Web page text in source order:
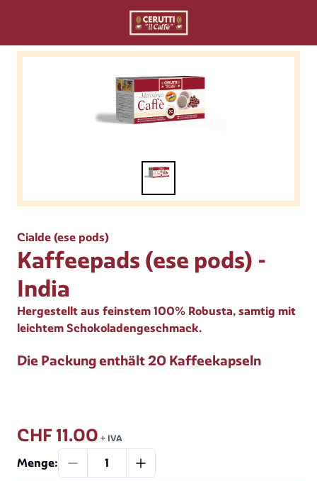
Cialde (ese pods)
Kaffeepads (ese pods) -
India
Hergestellt aus feinstem 100% Robusta, samtig mit
leichtem Schokoladengeschmack.
Die Packung enthält 20 Kaffeekapseln
CHF 11.00 + IVA
Menge: